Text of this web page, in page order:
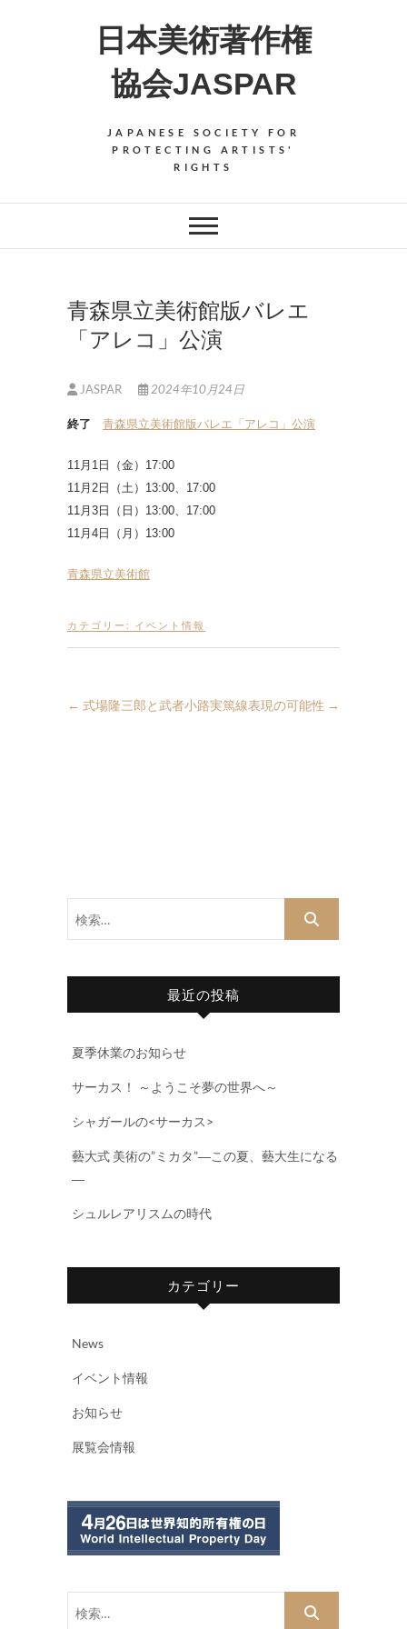
日本美術著作権
協会JASPAR
JAPANESE SOCIETY FOR
PROTECTING ARTISTS'
RIGHTS
青森県立美術館版バレエ
「アレコ」公演
JASPAR 2024年10月24日
終了 青森県立美術館版バレエ「アレコ」公演
11月1日（金）17:00
11月2日（土）13:00、17:00
11月3日（日）13:00、17:00
11月4日（月）13:00
青森県立美術館
カテゴリー: イベント情報
← 式場隆三郎と武者小路実篤線表現の可能性 →
最近の投稿
夏季休業のお知らせ
サーカス！ ～ようこそ夢の世界へ～
シャガールの<サーカス>
藝大式 美術の”ミカタ”―この夏、藝大生になる
―
シュルレアリスムの時代
カテゴリー
News
イベント情報
お知らせ
展覧会情報